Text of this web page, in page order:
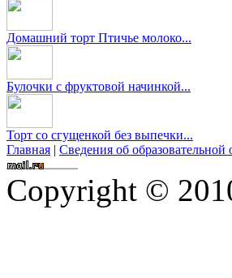
Домашний торт Птичье молоко...
Булочки с фруктовой начинкой...
Торт со сгущенкой без выпечки...
Главная | Сведения об образовательной
Copyright ©